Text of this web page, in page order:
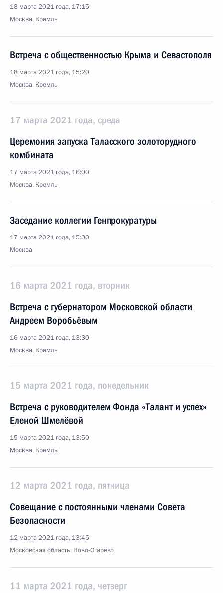
18 марта 2021 года, 17:15
Москва, Кремль
Встреча с общественностью Крыма и Севастополя
18 марта 2021 года, 15:20
Москва, Кремль
17 марта 2021 года, среда
Церемония запуска Таласского золоторудного
комбината
17 марта 2021 года, 16:00
Москва, Кремль
Заседание коллегии Генпрокуратуры
17 марта 2021 года, 15:30
Москва
16 марта 2021 года, вторник
Встреча с губернатором Московской области
Андреем Воробьёвым
16 марта 2021 года, 13:30
Москва, Кремль
15 марта 2021 года, понедельник
Встреча с руководителем Фонда «Талант и успех»
Еленой Шмелёвой
15 марта 2021 года, 13:50
Москва, Кремль
12 марта 2021 года, пятница
Совещание с постоянными членами Совета
Безопасности
12 марта 2021 года, 13:45
Московская область, Ново-Огарёво
11 марта 2021 года, четверг